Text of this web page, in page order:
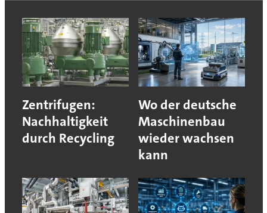
Zentrifugen:
Nachhaltigkeit
durch Recycling
Wo der deutsche
Maschinenbau
wieder wachsen
kann